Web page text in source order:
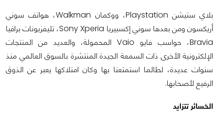
بلاي ستيشن Playstation، ووكمان Walkman، هواتف سوني
أريكسون ومن بعدها سوني إكسبيريا Sony Xperia، تليفزيونات برافيا
Bravia، حواسب فايو Vaio المحمولة، والعديد من المنتجات
الإلكترونية الأخرى ذات السمعة الجيدة المنتشرة بالسوق العالمي منذ
سنوات عديدة، لطالما استمتعنا بها وكان امتلاكها يعبر عن الذوق
الرفيع لأصحابها.
الخسائر تتزايد